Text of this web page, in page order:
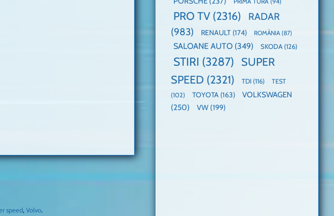
speed, Volvo.
PRO TV (2316)
RADAR
(983)
RENAULT (174) ROMÂNIA(87)
SALOANE AUTO (349) SKODA (126)
STIRI (3287)
SUPER
SPEED (2321) TDI (116)
TEST
(102)
TOYOTA (163)
VOLKSWAGEN
(250)
VW (199)